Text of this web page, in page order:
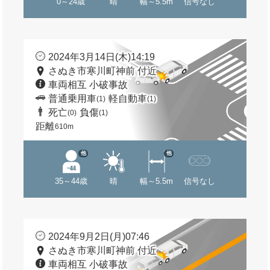
2024年3月14日(木)14:19
さぬき市寒川町神前 付近
車両相互 小破事故
普通乗用車(1) 軽自動車(1)
死亡(0) 負傷(1)
距離610m
35～44歳
他
晴 幅～5.5m
他
信号なし
2024年9月2日(月)07:46
さぬき市寒川町神前 付近
車両相互 小破事故